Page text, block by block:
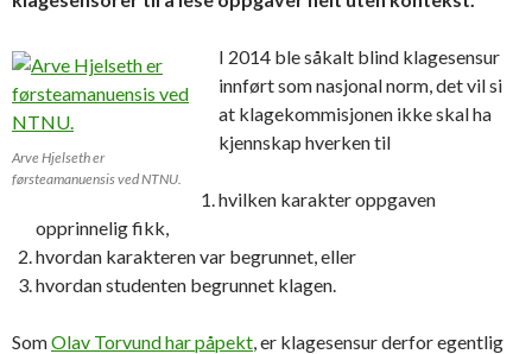
Arve Hjelseth er
førsteamanuensis ved NTNU.
I 2014 ble såkalt blind klagesensur
innført som nasjonal norm, det vil si
at klagekommisjonen ikke skal ha
kjennskap hverken til
hvilken karakter oppgaven
opprinnelig fikk,
hvordan karakteren var begrunnet, eller
hvordan studenten begrunnet klagen.
SomOlav Torvund har påpekt, er klagesensur derfor egentlig